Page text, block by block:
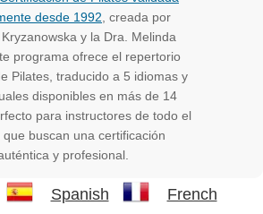
desde 1992 , creada por
y la Dra. Melinda
programa ofrece el repertorio
Pilates, traducido a 5 idiomas y
disponibles en más de 14
para instructores de todo el
que buscan una certificación
y profesional.
Spanish French